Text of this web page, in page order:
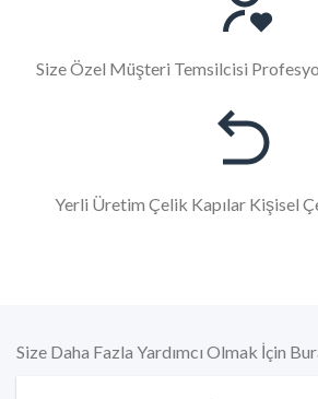
Size Özel Müşteri Temsilcisi
Yerli Üretim Çelik Kapılar Kişisel
Size Daha Fazla Yardımcı Olmak İçin